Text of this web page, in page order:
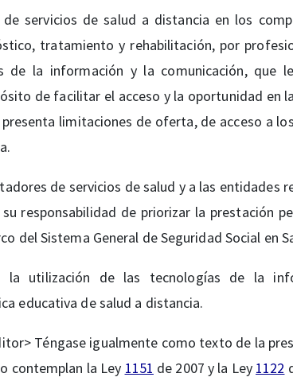
servicios de salud a distancia en los
tratamiento y rehabilitación, por
de la información y la comunicación, que
de facilitar el acceso y la oportunidad en
limitaciones de oferta, de acceso a
de servicios de salud y a las entidades
responsabilidad de priorizar la prestación
del Sistema General de Seguridad Social en
la utilización de las tecnologías de la
educativa de salud a distancia.
Téngase igualmente como texto de la
contemplan la Ley 1151 de 2007 y la Ley 1122